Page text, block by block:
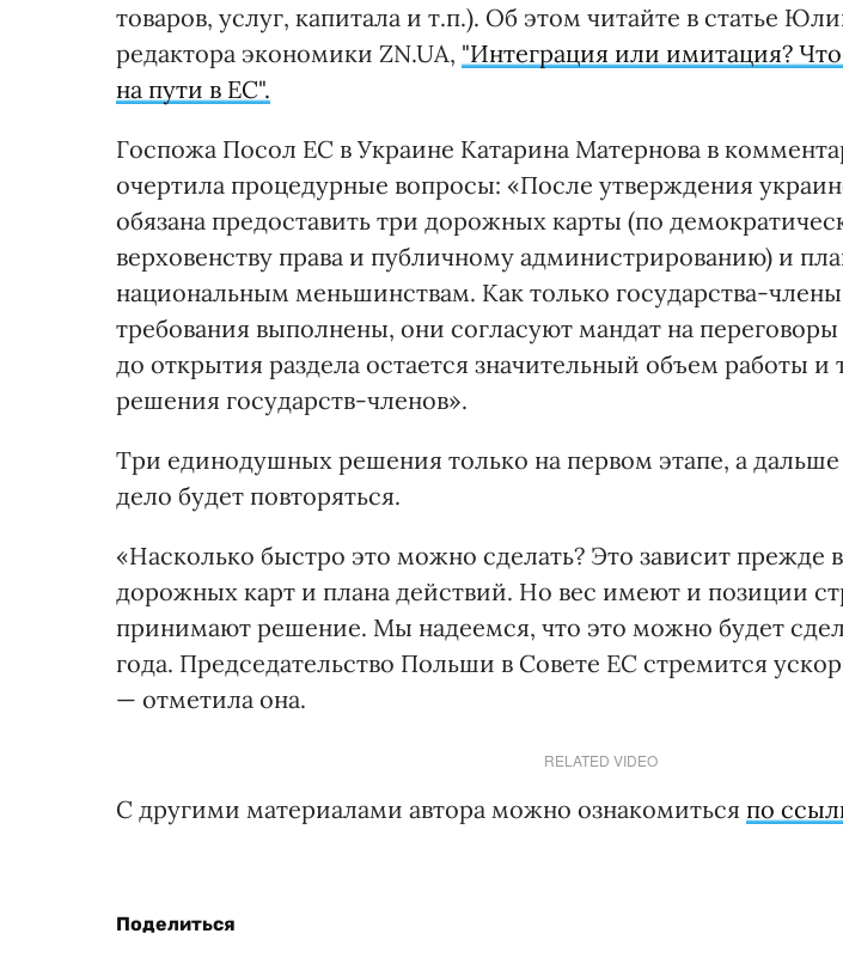
товаров, услуг, капитала и т.п.). Об этом читайте в статье
редактора экономики ZN.UA, "Интеграция или имитация?
на пути в ЕС".
Госпожа Посол ЕС в Украине Катарина Матернова в
очертила процедурные вопросы: «После утверждения
обязана предоставить три дорожных карты (по
верховенству права и публичному администрированию) и
национальным меньшинствам. Как только государства-члены
требования выполнены, они согласуют мандат на
до открытия раздела остается значительный объем работы
решения государств-членов».
Три единодушных решения только на первом этапе, а
дело будет повторяться.
«Насколько быстро это можно сделать? Это зависит прежде
дорожных карт и плана действий. Но вес имеют и позиции
принимают решение. Мы надеемся, что это можно будет
года. Председательство Польши в Совете ЕС стремится
— отметила она.
RELATED VIDEO
С другими материалами автора можно ознакомиться по
Поделиться